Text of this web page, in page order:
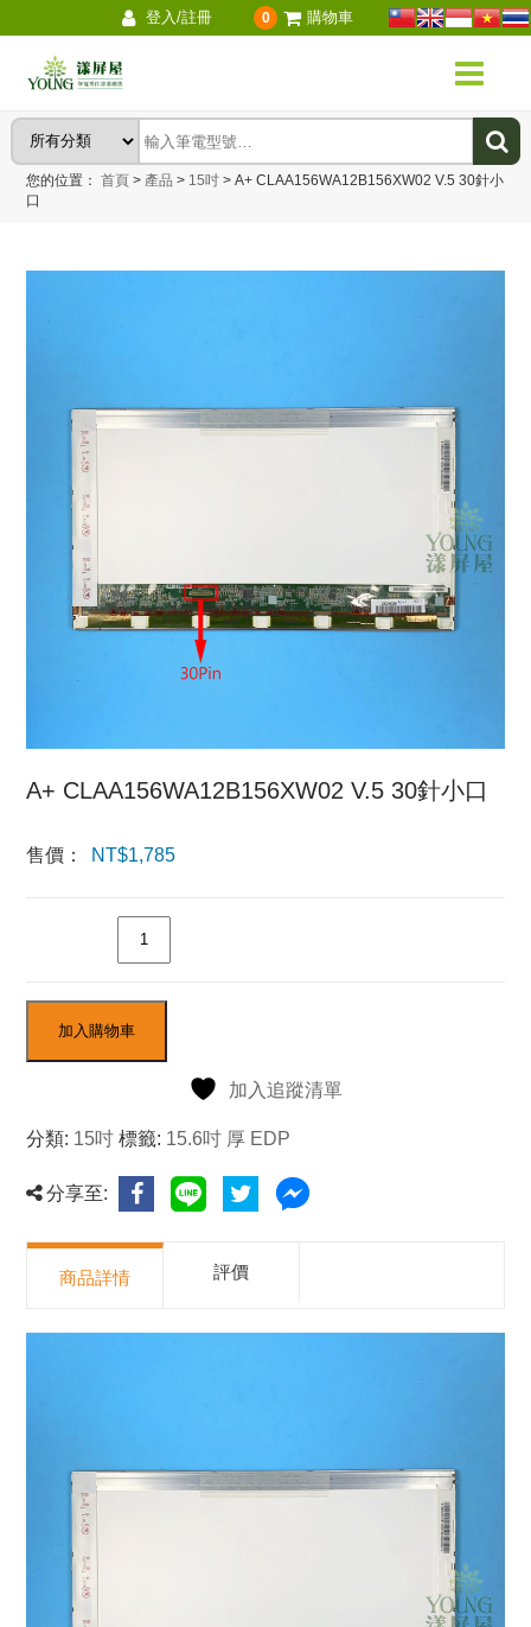
登入/註冊 0 購物車
您的位置：首頁 > 產品 > 15吋 > A+ CLAA156WA12B156XW02 V.5 30針小
口
A+ CLAA156WA12B156XW02 V.5 30針小口
售價： NT$1,785
加入購物車
加入追蹤清單
分類: 15吋 標籤: 15.6吋 厚 EDP
分享至:
商品詳情 評價